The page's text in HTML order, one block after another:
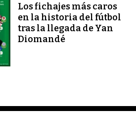
Los fichajes más caros
en la historia del fútbol
tras la llegada de Yan
Diomandé